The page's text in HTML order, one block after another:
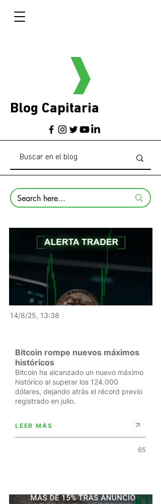
Blog Capitaria
14/8/25, 13:38
Bitcoin rompe nuevos máximos
históricos
Bitcoin ha alcanzado un nuevo máximo
histórico al superar los 124.000
dólares, dejando atrás el récord previo
registrado en julio.
LEER MÁS
65